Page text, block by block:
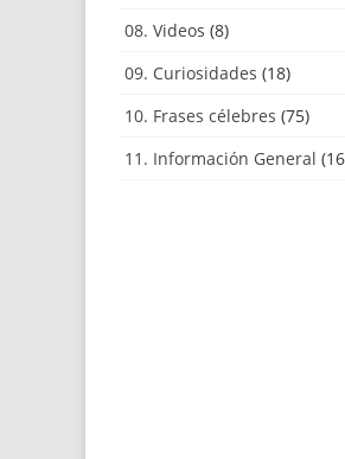
08. Videos (8)
09. Curiosidades (18)
10. Frases célebres (75)
11. Información General